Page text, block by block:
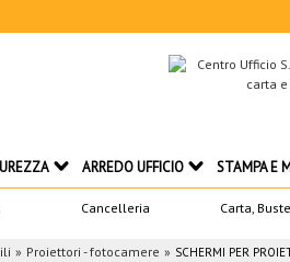
Cancelleria Carta,
ARREDO UFFICIO STAMPA E
Proiettori - fotocamere SCHERMI PER